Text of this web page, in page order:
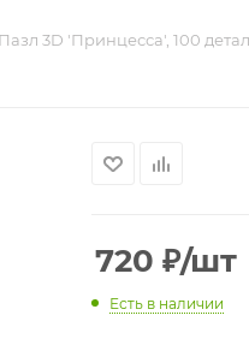
Пазл 3D 'Принцесса', 100
720 ₽/шт
Есть в наличии